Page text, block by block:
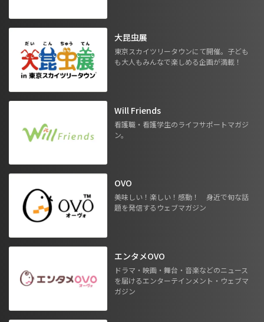
大昆虫展
東京スカイツリータウンにて開催。子ども
も大人もみんなで楽しめる企画が満載！
Will Friends
看護職・看護学生のライフサポートマガジ
ン。
OVO
美味しい！楽しい！感動！ 身近で旬な話
題を発信するウェブマガジン
エンタメOVO
ドラマ・映画・舞台・音楽などのニュース
を届けるエンターテインメント・ウェブマ
ガジン